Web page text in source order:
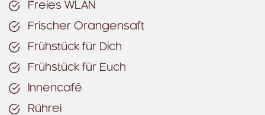
Freies WLAN
Frischer Orangensaft
Frühstück für Dich
Frühstück für Euch
Innencafé
Rührei